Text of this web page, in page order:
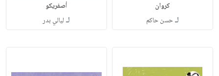
كروان
لـحسن حاكم
أصفريكو
لـ ليالي بدر